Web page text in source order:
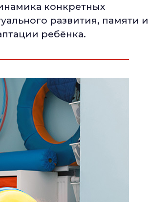
конкретных
развития, памяти и
ребёнка.